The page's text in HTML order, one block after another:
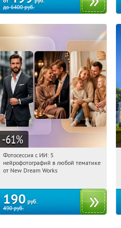
до6400руб.
-61%
18:28:00
Россия
Фотосессия с ИИ: 5
нейрофотографий в любой тематике
от New Dream Works
190 руб.
490руб.